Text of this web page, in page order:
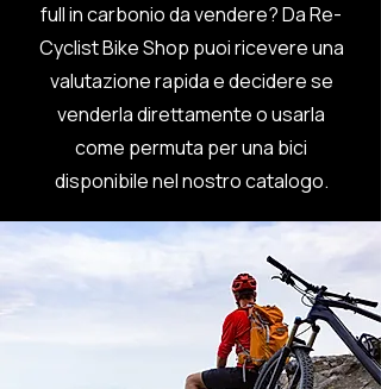
full in carbonio da vendere? Da Re-
Cyclist Bike Shop puoi ricevere una
valutazione rapida e decidere se
venderla direttamente o usarla
come permuta per una bici
disponibile nel nostro catalogo.